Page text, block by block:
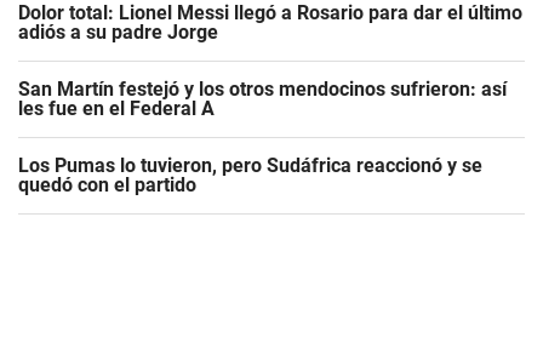
Dolor total: Lionel Messi llegó a Rosario para dar el último
adiós a su padre Jorge
San Martín festejó y los otros mendocinos sufrieron: así
les fue en el Federal A
Los Pumas lo tuvieron, pero Sudáfrica reaccionó y se
quedó con el partido